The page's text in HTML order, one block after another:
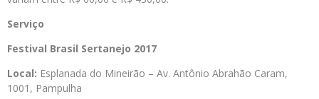
Serviço
Festival Brasil Sertanejo 2017
Local: Esplanada do Mineirão – Av. Antônio Abrahão Caram,
1001, Pampulha